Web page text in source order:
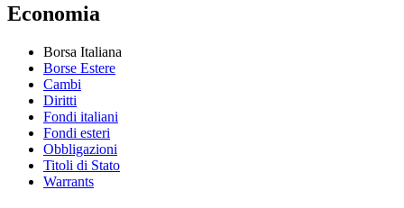
Economia
Borsa Italiana
Borse Estere
Cambi
Diritti
Fondi italiani
Fondi esteri
Obbligazioni
Titoli di Stato
Warrants